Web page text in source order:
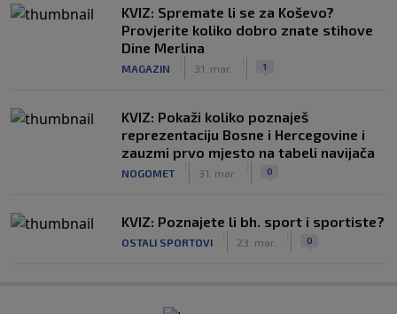
KVIZ: Spremate li se za Koševo?
Provjerite koliko dobro znate stihove
Dine Merlina
MAGAZIN 31. mar. 1
KVIZ: Pokaži koliko poznaješ
reprezentaciju Bosne i Hercegovine i
zauzmi prvo mjesto na tabeli navijača
NOGOMET 31. mar. 0
KVIZ: Poznajete li bh. sport i sportiste?
OSTALI SPORTOVI 23. mar. 0